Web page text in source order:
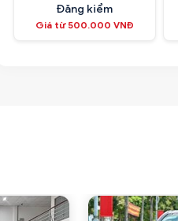
Đăng kiểm
Giá từ 500.000 VNĐ